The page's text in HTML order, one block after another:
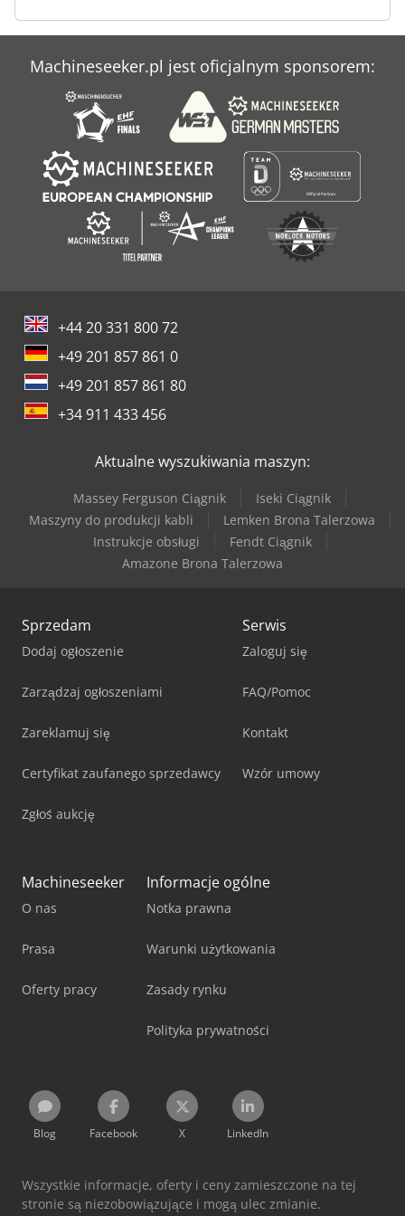
Machineseeker.pl jest oficjalnym sponsorem:
+44 20 331 800 72
+49 201 857 861 0
+49 201 857 861 80
+34 911 433 456
Aktualne wyszukiwania maszyn:
Massey Ferguson Ciągnik
Iseki Ciągnik
Maszyny do produkcji kabli
Lemken Brona Talerzowa
Instrukcje obsługi
Fendt Ciągnik
Amazone Brona Talerzowa
Sprzedam
Dodaj ogłoszenie
Zarządzaj ogłoszeniami
Zareklamuj się
Certyfikat zaufanego sprzedawcy
Zgłoś aukcję
Serwis
Zaloguj się
FAQ/Pomoc
Kontakt
Wzór umowy
Machineseeker
O nas
Prasa
Oferty pracy
Informacje ogólne
Notka prawna
Warunki użytkowania
Zasady rynku
Polityka prywatności
Blog Facebook X LinkedIn
Wszystkie informacje, oferty i ceny zamieszczone na tej
stronie są niezobowiązujące i mogą ulec zmianie.